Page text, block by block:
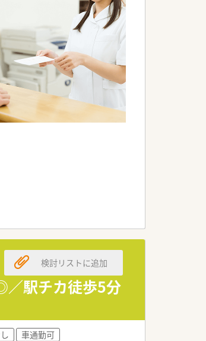
／駅チカ徒歩5分
検討リストに追加
車通勤可